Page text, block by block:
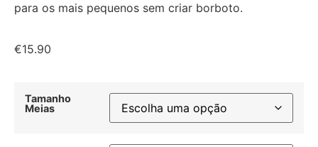
para os mais pequenos sem criar borboto.
€15.90
Tamanho
Meias